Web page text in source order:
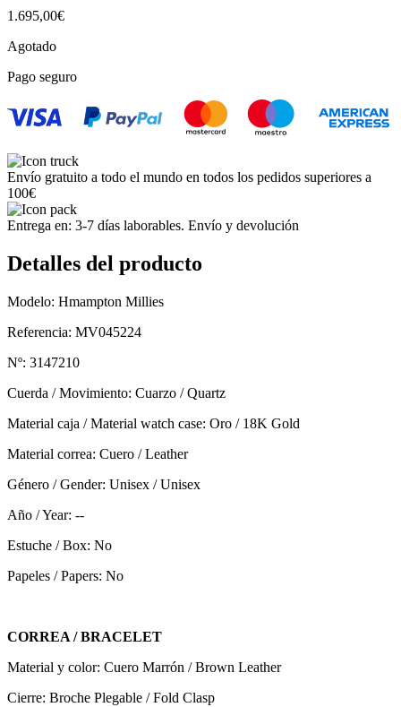
1.695,00€
Agotado
Pago seguro
Envío gratuito a todo el mundo en todos los pedidos superiores a
100€
Entrega en: 3-7 días laborables. Envío y devolución
Detalles del producto
Modelo: Hmampton Millies
Referencia: MV045224
Nº: 3147210
Cuerda / Movimiento: Cuarzo / Quartz
Material caja / Material watch case: Oro / 18K Gold
Material correa: Cuero / Leather
Género / Gender: Unisex / Unisex
Año / Year: --
Estuche / Box: No
Papeles / Papers: No
CORREA / BRACELET
Material y color: Cuero Marrón / Brown Leather
Cierre: Broche Plegable / Fold Clasp